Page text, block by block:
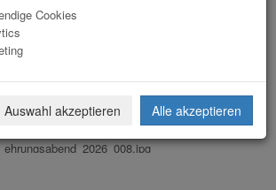
ehrungsabend_2026_008.jpg
Cookies
Auswahl akzeptieren Alle akzeptieren